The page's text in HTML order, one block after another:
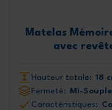
Matelas
avec
Hauteur totale: 18
Fermeté:
Mi-Souple
Caractéristiques: